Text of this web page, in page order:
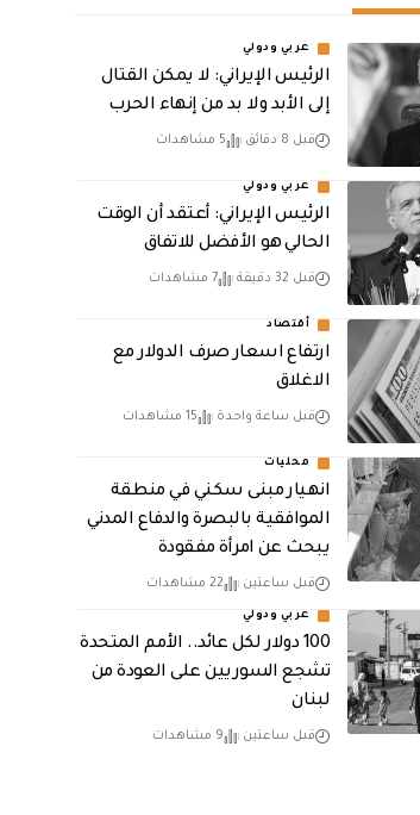
عربي ودولي
الرئيس الإيراني: لا يمكن القتال
إلى الأبد ولا بد من إنهاء الحرب
قبل 8 دقائق 5 مشاهدات
عربي ودولي
الرئيس الإيراني: أعتقد أن الوقت
الحالي هو الأفضل للاتفاق
قبل 32 دقيقة 7 مشاهدات
أقتصاد
ارتفاع اسعار صرف الدولار مع
الاغلاق
قبل ساعة واحدة 15 مشاهدات
محليات
انهيار مبنى سكني في منطقة
الموافقية بالبصرة والدفاع المدني
يبحث عن امرأة مفقودة
قبل ساعتين 22 مشاهدات
عربي ودولي
100 دولار لكل عائد.. الأمم المتحدة
تشجع السوريين على العودة من
لبنان
قبل ساعتين 9 مشاهدات